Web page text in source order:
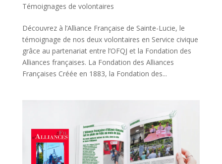
Témoignages de volontaires
Découvrez à l’Alliance Française de Sainte-Lucie, le
témoignage de nos deux volontaires en Service civique
grâce au partenariat entre l’OFQJ et la Fondation des
Alliances françaises. La Fondation des Alliances
Françaises Créée en 1883, la Fondation des...